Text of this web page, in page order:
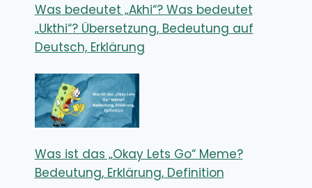
Was bedeutet „Akhi“? Was bedeutet
„Ukthi“? Übersetzung, Bedeutung auf
Deutsch, Erklärung
Was ist das „Okay Lets Go“ Meme?
Bedeutung, Erklärung, Definition